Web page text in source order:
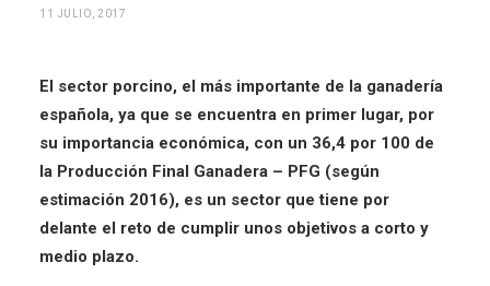
11 JULIO, 2017
El sector porcino, el más importante de la ganadería
española, ya que se encuentra en primer lugar, por
su importancia económica, con un 36,4 por 100 de
la Producción Final Ganadera – PFG (según
estimación 2016), es un sector que tiene por
delante el reto de cumplir unos objetivos a corto y
medio plazo.